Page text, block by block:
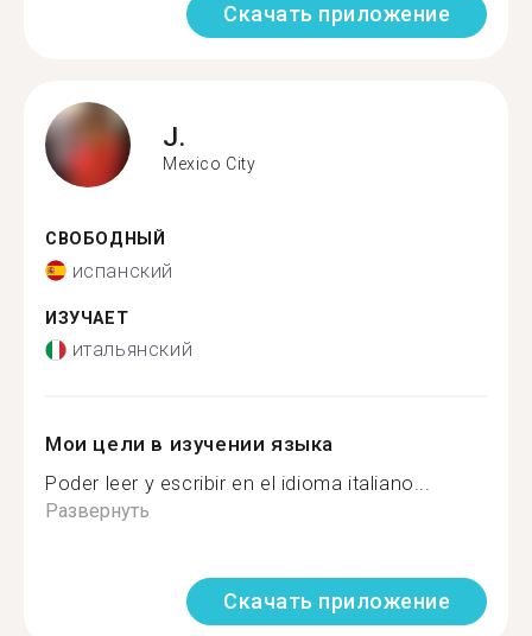
Скачать приложение
J.
Mexico City
СВОБОДНЫЙ
испанский
ИЗУЧАЕТ
итальянский
Мои цели в изучении языка
Poder leer y escribir en el idioma italiano...
Развернуть
Скачать приложение